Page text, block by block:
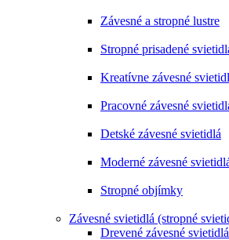
Závesné a stropné lustre
Stropné prisadené
Kreatívne závesné
Pracovné závesné
Detské závesné svietidlá
Moderné závesné
Stropné objímky
Závesné svietidlá (stropné
Drevené závesné svietidlá